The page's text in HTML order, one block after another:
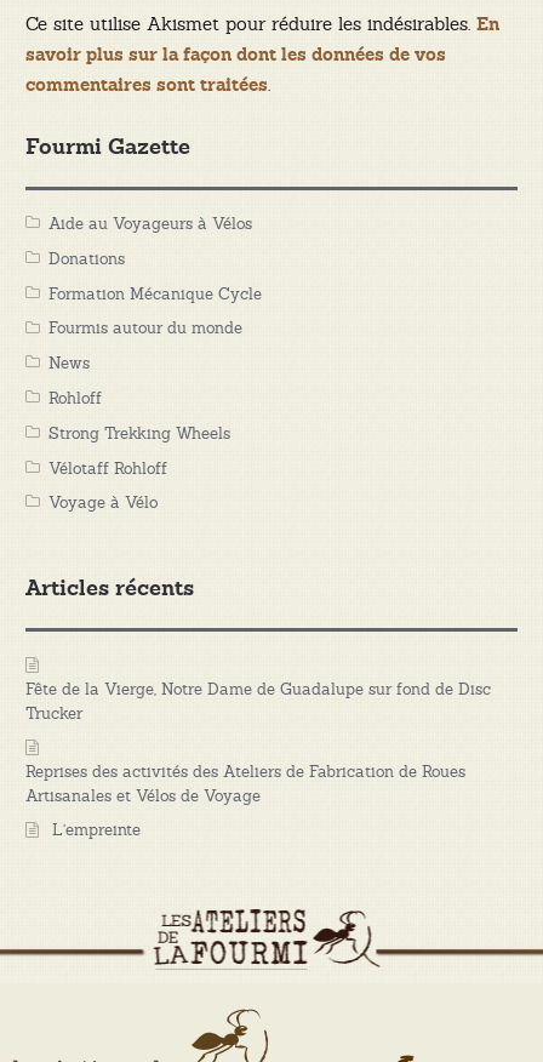
Ce site utilise Akismet pour réduire les indésirables. En
savoir plus sur la façon dont les données de vos
commentaires sont traitées.
Fourmi Gazette
Aide au Voyageurs à Vélos
Donations
Formation Mécanique Cycle
Fourmis autour du monde
News
Rohloff
Strong Trekking Wheels
Vélotaff Rohloff
Voyage à Vélo
Articles récents
Fête de la Vierge, Notre Dame de Guadalupe sur fond de Disc
Trucker
Reprises des activités des Ateliers de Fabrication de Roues
Artisanales et Vélos de Voyage
L’empreinte